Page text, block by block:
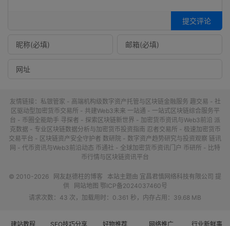
提交评论
友情链接： 私银管家 - 高端机构级数字资产托管与区块链金融服务 趣交易 - 社
区驱动型加密货币交易所 - 共建Web3未来 一站通 - 一站式区块链综合服务平
台 - 币圈全能助手 寻探者 - 探索区块链新世界 - 加密货币资讯与Web3前沿 派
克数据 - 专业区块链数据分析与加密货币投资指南 忍者交易所 - 极速加密货币
交易平台 - 区块链资产安全守护者 数研院 - 数字资产趋势研究与投资观察 链讯
网 - 代币资讯与Web3前沿动态 币通社 - 全球加密货币资讯门户 币研所 - 比特
币行情与区块链资讯平台
© 2010-2026 网友赵德柱的博客 本站主题由 宜昌君慎网络科技有限公司 提
供
网站地图 鄂ICP备2024037460号
请求次数：43 次，加载用时：0.361 秒，内存占用：39.68 MB
建站教程 SEO技巧分享 好物推荐 网络推广 行业新鲜事